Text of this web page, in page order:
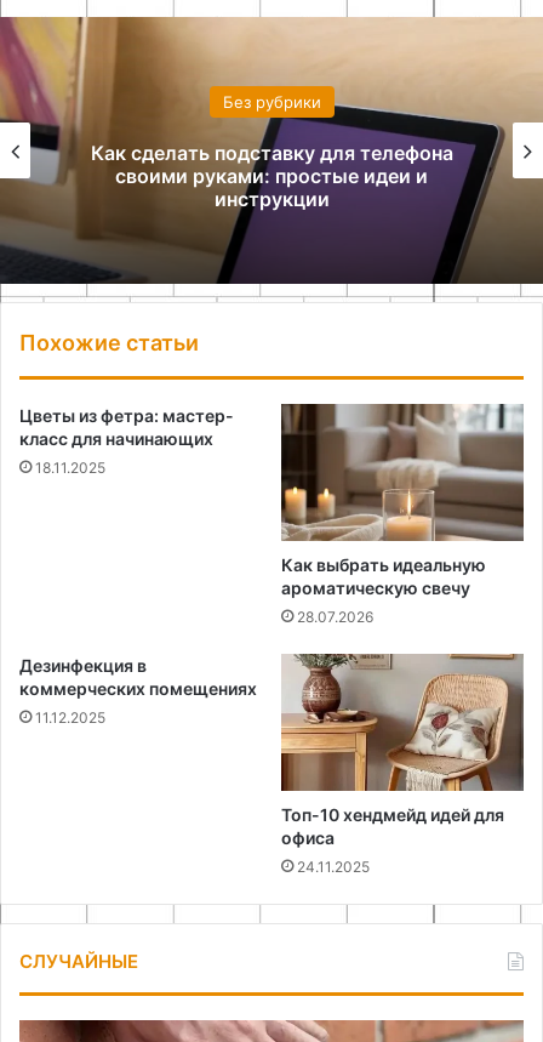
Без рубрики
Как сделать подставку для телефона
своими руками: простые идеи и
инструкции
Похожие статьи
Цветы из фетра: мастер-
класс для начинающих
18.11.2025
Как выбрать идеальную
ароматическую свечу
28.07.2026
Дезинфекция в
коммерческих помещениях
11.12.2025
Топ-10 хендмейд идей для
офиса
24.11.2025
СЛУЧАЙНЫЕ
Значение